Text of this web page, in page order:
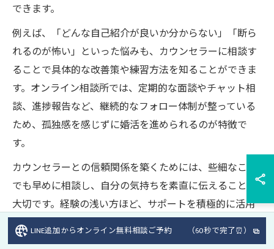
できます。
例えば、「どんな自己紹介が良いか分からない」「断ら
れるのが怖い」といった悩みも、カウンセラーに相談す
ることで具体的な改善策や練習方法を知ることができま
す。オンライン相談所では、定期的な面談やチャット相
談、進捗報告など、継続的なフォロー体制が整っている
ため、孤独感を感じずに婚活を進められるのが特徴で
す。
カウンセラーとの信頼関係を築くためには、些細なこと
でも早めに相談し、自分の気持ちを素直に伝えることが
大切です。経験の浅い方ほど、サポートを積極的に活用
することで安心して活動できます。
LINE追加からオンライン無料相談ご予約 （60秒で完了⏰）